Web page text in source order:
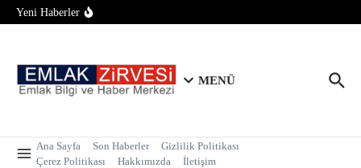
İçeriğe atla
Yeni Haberler
Büyük Tabela, Sıfır Bölge Bilgisi: Sektördeki Franchise
MENÜ
Ana Sayfa Son Haberler
Gizlilik Politikası
Çerez Politikası
Hakkımızda İletişim